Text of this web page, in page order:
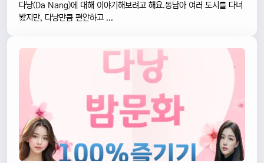
다낭(Da Nang)에 대해 이야기해보려고 해요.동남아 여러 도시를 다녀
봤지만, 다낭만큼 편안하고 ...